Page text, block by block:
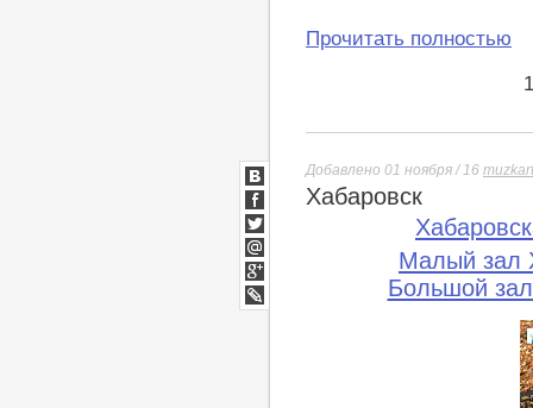
Прочитать полностью
Добавлено 01 ноября / 16
Хабаровск
Малый зал
Большой
ВКонтакте
Facebook
Twitter
Мой
Мир
Google+
lj